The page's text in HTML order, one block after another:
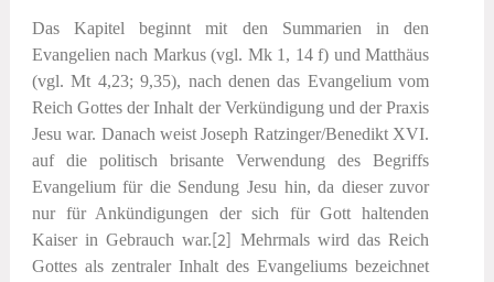
Das Kapitel beginnt mit den Summarien in den
Evangelien nach Markus (vgl. Mk 1, 14 f) und Matthäus
(vgl. Mt 4,23; 9,35), nach denen das Evangelium vom
Reich Gottes der Inhalt der Verkündigung und der Praxis
Jesu war. Danach weist Joseph Ratzinger/Benedikt XVI.
auf die politisch brisante Verwendung des Begriffs
Evangeliumfür die Sendung Jesu hin, da dieser zuvor
nur für Ankündigungen der sich für Gott haltenden
Kaiser in Gebrauch war. [2]
Mehrmals wird das Reich
Gottes als zentraler Inhalt des Evangeliums bezeichnet